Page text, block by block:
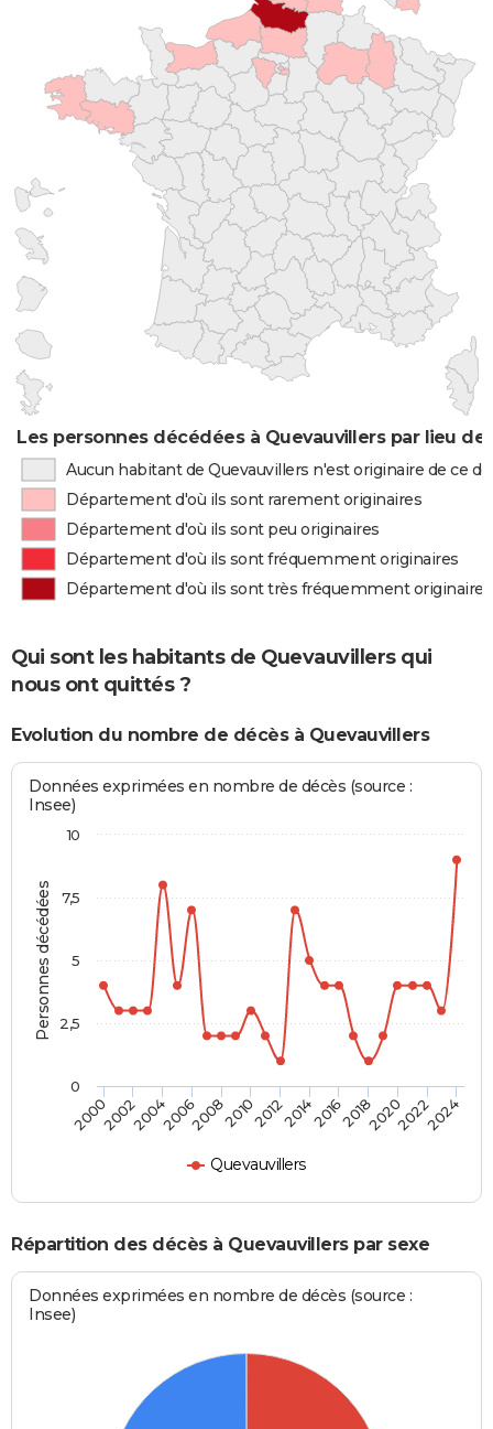
Les personnes décédées à Quevauvillers par lieu de
Aucun habitant de Quevauvillers n'est originaire de ce
Département d'où ils sont rarement originaires
Département d'où ils sont peu originaires
Département d'où ils sont fréquemment originaires
Département d'où ils sont très fréquemment originaires
Qui sont les habitants de Quevauvillers qui
nous ont quittés ?
Evolution du nombre de décès à Quevauvillers
Personnes décédées
Données exprimées en nombre de décès (source :
Insee)
Quevauvillers
2000200220042006200820102012201420162018202020222024
0
2,5
5
7,5
10
Répartition des décès à Quevauvillers par sexe
Données exprimées en nombre de décès (source :
Insee)